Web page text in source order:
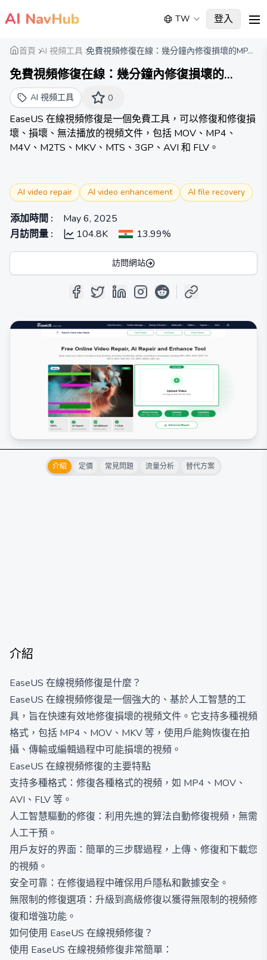
AI NavHub TW 登入
首頁 AI 視頻工具 免費視頻修復在線：幾分鐘內修復損壞的MP...
免費視頻修復在線：幾分鐘內修復損壞的
MP4/MOV
AI 視頻工具 0
EaseUS 在線視頻修復是一個免費工具，可以修復和修復損
壞、損壞、無法播放的視頻文件，包括 MOV、MP4、
M4V、M2TS、MKV、MTS、3GP、AVI 和 FLV。
AI video repair AI video enhancement AI file recovery
添加時間 :
May 6, 2025
月訪問量 : 104.8K 13.99%
訪問網站
介紹 定價 常見問題 流量分析 替代方案
介紹
EaseUS 在線視頻修復是什麼？
EaseUS 在線視頻修復是一個強大的、基於人工智慧的工
具，旨在快速有效地修復損壞的視頻文件。它支持多種視頻
格式，包括 MP4、MOV、MKV 等，使用戶能夠恢復在拍
攝、傳輸或編輯過程中可能損壞的視頻。
EaseUS 在線視頻修復的主要特點
支持多種格式：修復各種格式的視頻，如 MP4、MOV、
AVI、FLV 等。
人工智慧驅動的修復：利用先進的算法自動修復視頻，無需
人工干預。
用戶友好的界面：簡單的三步驟過程，上傳、修復和下載您
的視頻。
安全可靠：在修復過程中確保用戶隱私和數據安全。
無限制的修復選項：升級到高級修復以獲得無限制的視頻修
復和增強功能。
如何使用 EaseUS 在線視頻修復？
使用 EaseUS 在線視頻修復非常簡單：